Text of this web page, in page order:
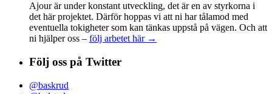
Ajour är under konstant utveckling, det är en av styrkorna i
det här projektet. Därför hoppas vi att ni har tålamod med
eventuella tokigheter som kan tänkas uppstå på vägen. Och att
ni hjälper oss – följ arbetet här →
Följ oss på Twitter
@baskrud